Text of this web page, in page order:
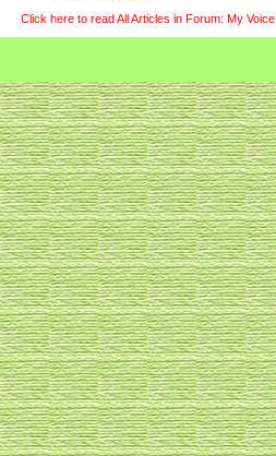
Click here to read All Articles in Forum: My Voice